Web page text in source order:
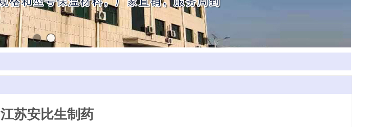
江苏安比生制药